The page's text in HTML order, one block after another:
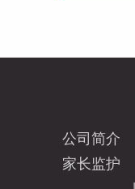
公司简介
家长监护